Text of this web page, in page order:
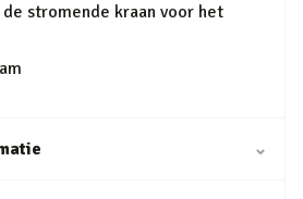
stromende kraan voor het
⌄